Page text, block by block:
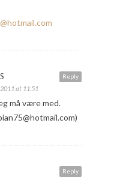
Reply
at 11:51
må være med.
Reply